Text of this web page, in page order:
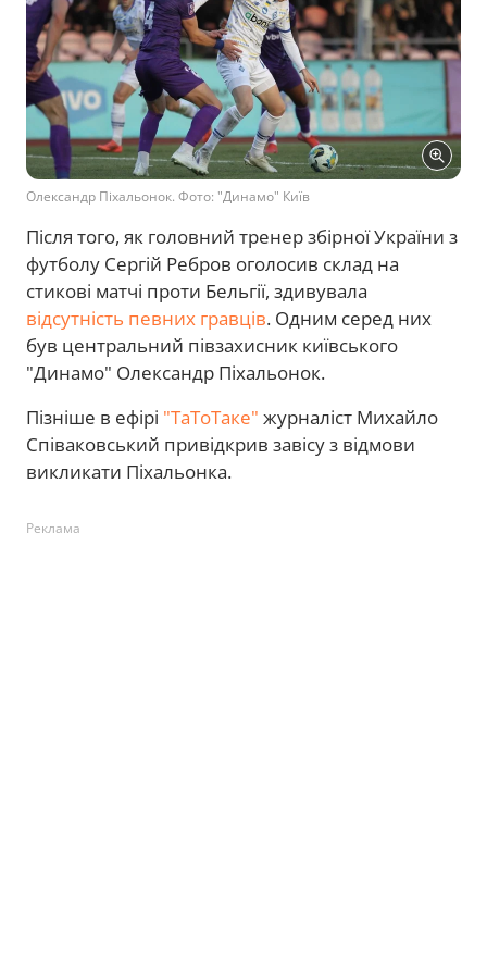
Олександр Піхальонок. Фото: "Динамо" Київ
Після того, як головний тренер збірної України з
футболу Сергій Ребров оголосив склад на
стикові матчі проти Бельгії, здивувала
відсутність певних гравців. Одним серед них
був центральний півзахисник київського
"Динамо" Олександр Піхальонок.
Пізніше в ефірі "ТаТоТаке" журналіст Михайло
Співаковський привідкрив завісу з відмови
викликати Піхальонка.
Реклама